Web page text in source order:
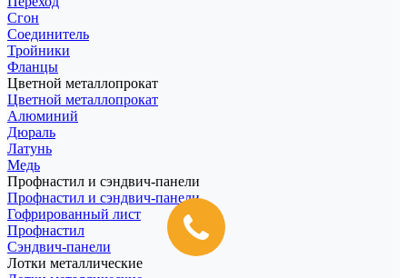
Сгон
Соединитель
Тройники
Фланцы
Цветной металлопрокат
Цветной металлопрокат
Алюминий
Дюраль
Латунь
Медь
Профнастил и сэндвич-панели
Профнастил и сэндвич-панели
Гофрированный лист
Профнастил
Сэндвич-панели
Лотки металлические